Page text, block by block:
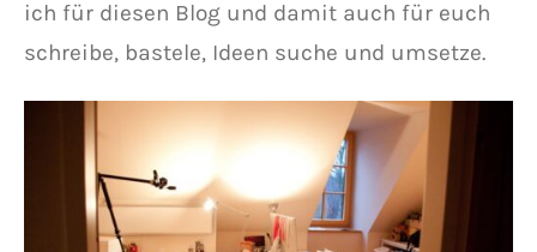
ich für diesen Blog und damit auch für euch
schreibe, bastele, Ideen suche und umsetze.